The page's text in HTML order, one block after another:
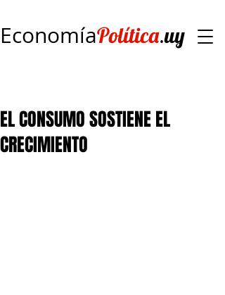
EconomíaPolítica.uy
EL CONSUMO SOSTIENE EL
CRECIMIENTO